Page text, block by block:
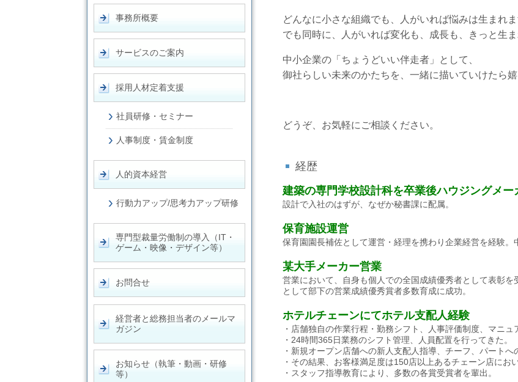
どんなに小さな組織でも、人がいれば悩みは生まれま
でも同時に、人がいれば変化も、成長も、きっと生ま
中小企業の「ちょうどいい伴走者」として、
御社らしい未来のかたちを、一緒に描いていけたら嬉
どうぞ、お気軽にご相談ください。
経歴
建築の専門学校設計科を卒業後ハウジングメー
設計で入社のはずが、なぜか秘書課に配属。
保育施設運営
保育園園長補佐として運営・経理を携わり企業経営を経験。
某大手メーカー営業
営業において、自身も個人での全国成績優秀者として表彰
として部下の営業成績優秀賞者多数育成に成功。
ホテルチェーンにてホテル支配人経験
・店舗独自の作業行程・勤務シフト、人事評価制度、マニュ
・24時間365日業務のシフト管理、人員配置を行ってきた。
・新規オープン店舗への新人支配人指導、チーフ、パート
・その結果、お客様満足度は150店以上あるチェーン店にお
・スタッフ指導教育により、多数の各賞受賞者を輩出。
事務所概要
サービスのご案内
採用人材定着支援
社員研修・セミナー
人事制度・賃金制度
人的資本経営
行動力アップ/思考力アップ研修
専門型裁量労働制の導入（IT・
ゲーム・映像・デザイン等）
お問合せ
経営者と総務担当者のメールマ
ガジン
お知らせ（執筆・動画・研修
等）